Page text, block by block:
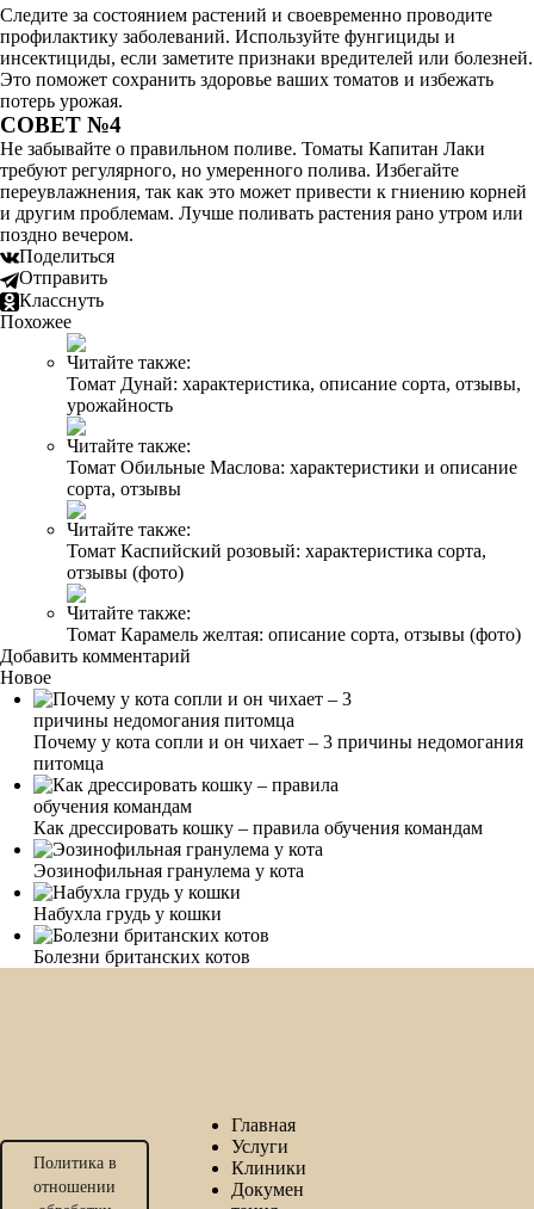
Следите за состоянием растений и своевременно проводите
профилактику заболеваний. Используйте фунгициды и
инсектициды, если заметите признаки вредителей или болезней.
Это поможет сохранить здоровье ваших томатов и избежать
потерь урожая.
СОВЕТ №4
Не забывайте о правильном поливе. Томаты Капитан Лаки
требуют регулярного, но умеренного полива. Избегайте
переувлажнения, так как это может привести к гниению корней
и другим проблемам. Лучше поливать растения рано утром или
поздно вечером.
Поделиться
Отправить
Класснуть
Похожее
Читайте также:
Томат Дунай: характеристика, описание сорта, отзывы,
урожайность
Читайте также:
Томат Обильные Маслова: характеристики и описание
сорта, отзывы
Читайте также:
Томат Каспийский розовый: характеристика сорта,
отзывы (фото)
Читайте также:
Томат Карамель желтая: описание сорта, отзывы (фото)
Добавить комментарий
Новое
Почему у кота сопли и он чихает – 3 причины недомогания
питомца
Как дрессировать кошку – правила обучения командам
Эозинофильная гранулема у кота
Набухла грудь у кошки
Болезни британских котов
Политика в
отношении
Главная
Услуги
Клиники
Докумен